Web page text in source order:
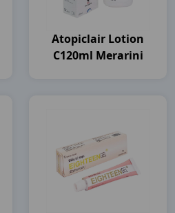
Atopiclair Lotion
C120ml Merarini